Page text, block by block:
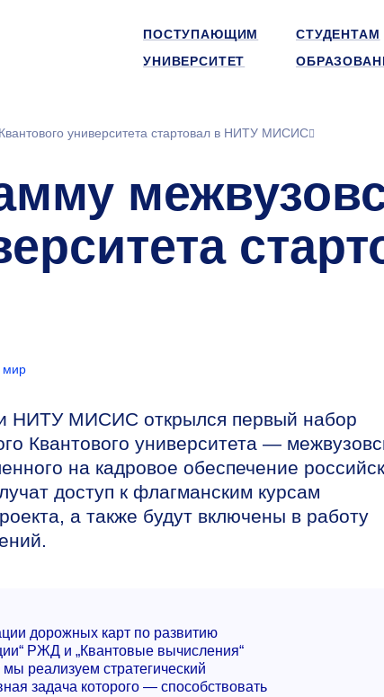
ПОСТУПАЮЩИМ СТУДЕНТАМ
УНИВЕРСИТЕТ
университета стартовал в НИТУ МИСИС
НИТУ МИСИС открылся первый набор
Квантового университета —
на кадровое обеспечение
доступ к флагманским курсам
а также будут включены в работу
дорожных карт по развитию
РЖД и „Квантовые вычисления“
реализуем стратегический
задача которого — способствовать